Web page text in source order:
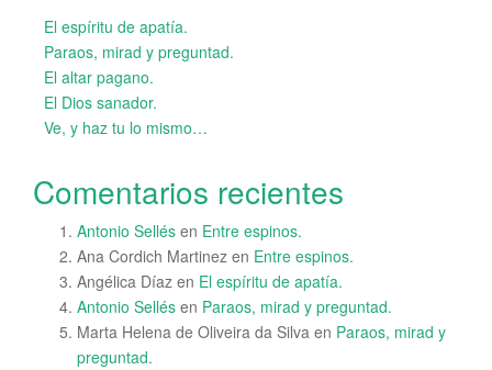
El espíritu de apatía.
Paraos, mirad y preguntad.
El altar pagano.
El Dios sanador.
Ve, y haz tu lo mismo…
Comentarios recientes
Antonio Sellés en Entre espinos.
Ana Cordich Martinez en Entre espinos.
Angélica Díaz en El espíritu de apatía.
Antonio Sellés en Paraos, mirad y preguntad.
Marta Helena de Oliveira da Silva en Paraos, mirad y
preguntad.